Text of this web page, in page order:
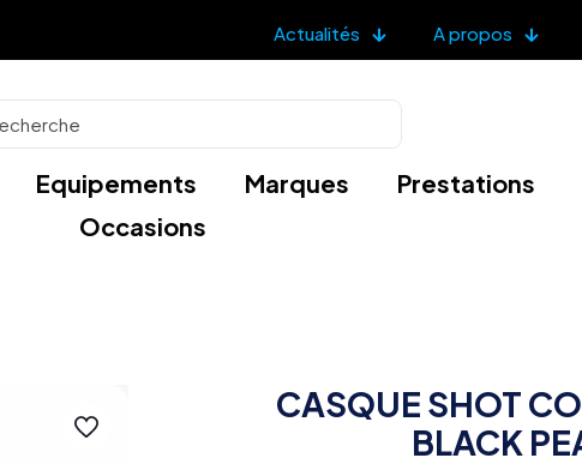
Actualités A propos
Equipements Marques Prestations
Occasions
CASQUE SHOT
BLACK